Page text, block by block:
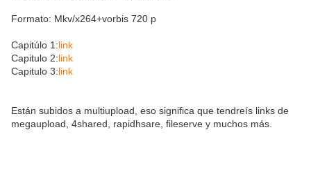
Formato: Mkv/x264+vorbis 720 p
Capitúlo 1:link
Capitulo 2:link
Capitulo 3:link
Están subidos a multiupload, eso significa que tendreís links de
megaupload, 4shared, rapidhsare, fileserve y muchos más.